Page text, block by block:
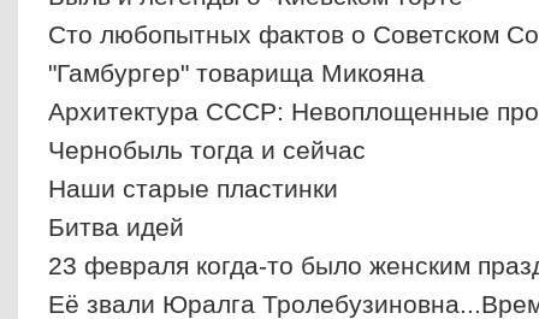
Сто любопытных фактов о Советском
"Гамбургер" товарища Микояна
Архитектура СССР: Невоплощенные
Чернобыль тогда и сейчас
Наши старые пластинки
Битва идей
23 февраля когда-то было женским
Её звали Юралга